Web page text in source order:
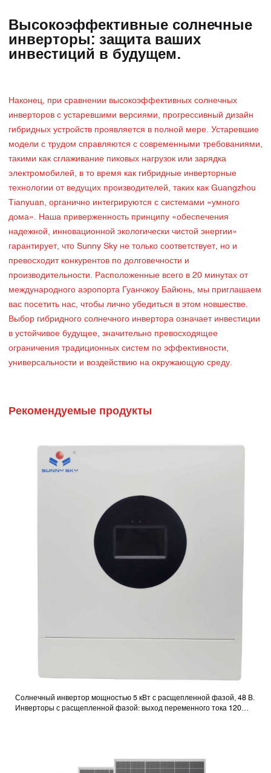
Высокоэффективные солнечные
инверторы: защита ваших
инвестиций в будущем.
Наконец, при сравнении высокоэффективных солнечных
инверторов с устаревшими версиями, прогрессивный дизайн
гибридных устройств проявляется в полной мере. Устаревшие
модели с трудом справляются с современными требованиями,
такими как сглаживание пиковых нагрузок или зарядка
электромобилей, в то время как гибридные инверторные
технологии от ведущих производителей, таких как Guangzhou
Tianyuan, органично интегрируются с системами «умного
дома». Наша приверженность принципу «обеспечения
надежной, инновационной экологически чистой энергии»
гарантирует, что Sunny Sky не только соответствует, но и
превосходит конкурентов по долговечности и
производительности. Расположенные всего в 20 минутах от
международного аэропорта Гуанчжоу Байюнь, мы приглашаем
вас посетить нас, чтобы лично убедиться в этом новшестве.
Выбор гибридного солнечного инвертора означает инвестиции
в устойчивое будущее, значительно превосходящее
ограничения традиционных систем по эффективности,
универсальности и воздействию на окружающую среду.
Рекомендуемые продукты
Солнечный инвертор мощностью 5 кВт с расщепленной фазой, 48 В.
Инверторы с расщепленной фазой: выход переменного тока 120